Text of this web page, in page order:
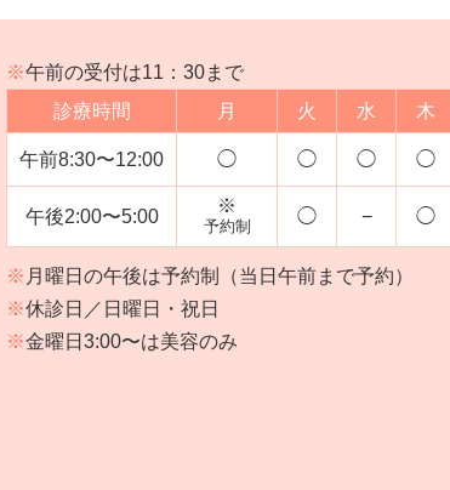
※午前の受付は11：30まで
診療時間
月 火 水 木
午前8:30〜12:00 ◯ ◯ ◯ ◯
午後2:00〜5:00
※
予約制 ◯ − ◯
※ 月曜日の午後は予約制（当日午前まで予約）
※休診日／日曜日・祝日
※金曜日3:00〜は美容のみ